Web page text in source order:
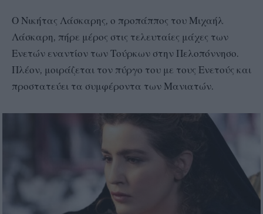
Ο Νικήτας Λάσκαρης, ο προπάππος του Μιχαήλ
Λάσκαρη, πήρε μέρος στις τελευταίες μάχες των
Ενετών εναντίον των Τούρκων στην Πελοπόννησο.
Πλέον, μοιράζεται τον πύργο του με τους Ενετούς και
προστατεύει τα συμφέροντα των Μανιατών.